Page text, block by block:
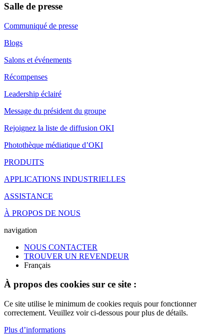
Salle de presse
Communiqué de presse
Blogs
Salons et événements
Récompenses
Leadership éclairé
Message du président du groupe
Rejoignez la liste de diffusion OKI
Photothèque médiatique d’OKI
PRODUITS
APPLICATIONS INDUSTRIELLES
ASSISTANCE
À PROPOS DE NOUS
navigation
NOUS CONTACTER
TROUVER UN REVENDEUR
Français
À propos des cookies sur ce site :
Ce site utilise le minimum de cookies requis pour fonctionner
correctement. Veuillez voir ci-dessous pour plus de détails.
Plus d’informations